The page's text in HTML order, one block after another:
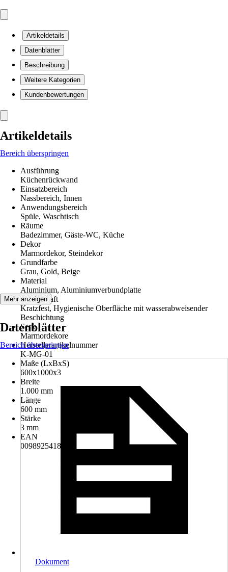
Artikeldetails
Datenblätter
Beschreibung
Weitere Kategorien
Kundenbewertungen
Artikeldetails
Bereich überspringen
Ausführung
Küchenrückwand
Einsatzbereich
Nassbereich, Innen
Anwendungsbereich
Spüle, Waschtisch
Räume
Badezimmer, Gäste-WC, Küche
Dekor
Marmordekor, Steindekor
Grundfarbe
Grau, Gold, Beige
Material
Aluminium, Aluminiumverbundplatte
Eigenschaft
Kratzfest, Hygienische Oberfläche mit wasserabweisender
Beschichtung
Serie
Marmordekore
Herstellerartikelnummer
K-MG-01
Maße (LxBxS)
600x1000x3
Breite
1.000 mm
Länge
600 mm
Stärke
3 mm
EAN
0098925418826
Mehr anzeigen
Datenblätter
Bereich überspringen
Dokument